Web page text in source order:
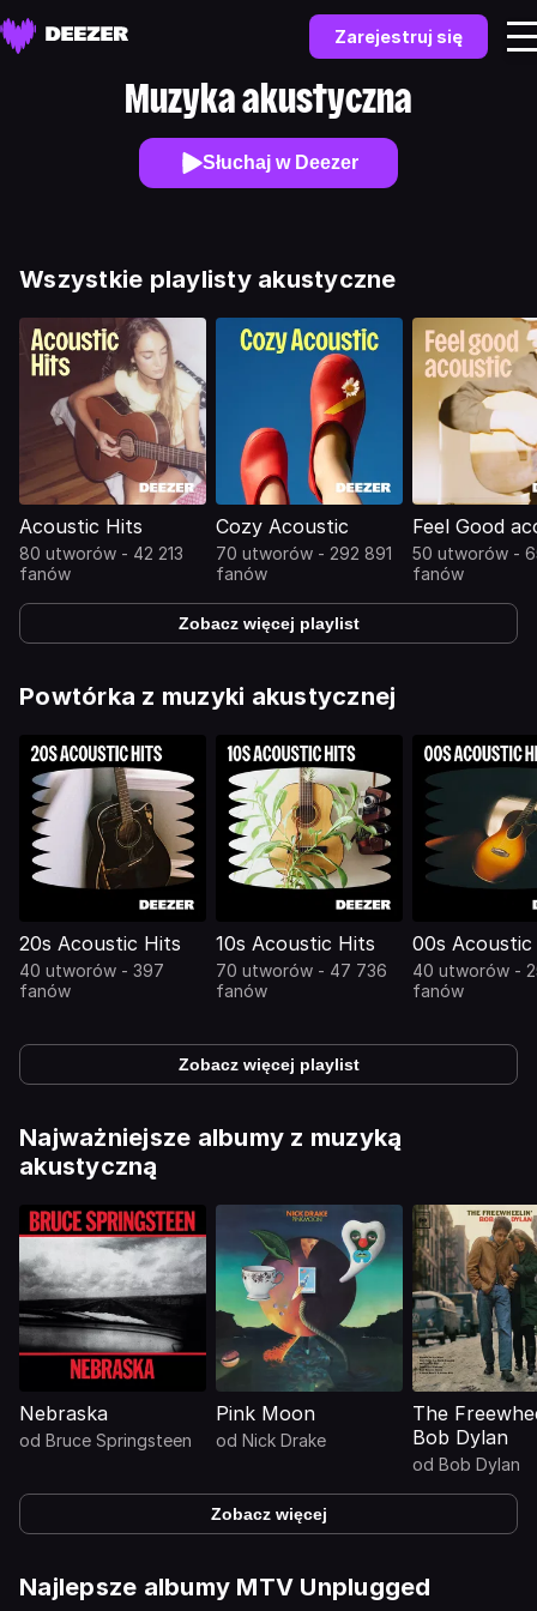
Zarejestruj się
Muzyka akustyczna
Słuchaj w Deezer
Wszystkie playlisty akustyczne
Acoustic Hits
80 utworów - 42 213
fanów
Cozy Acoustic
70 utworów - 292 891
fanów
Feel Good
50 utworów -
fanów
Zobacz więcej playlist
Powtórka z muzyki akustycznej
20s Acoustic Hits
40 utworów - 397
fanów
10s Acoustic Hits
70 utworów - 47 736
fanów
00s
40 utworów -
fanów
Zobacz więcej playlist
Najważniejsze albumy z muzyką
akustyczną
Nebraska
od Bruce Springsteen
Pink Moon
od Nick Drake
The
Bob Dylan
od Bob Dylan
Zobacz więcej
Najlepsze albumy MTV Unplugged